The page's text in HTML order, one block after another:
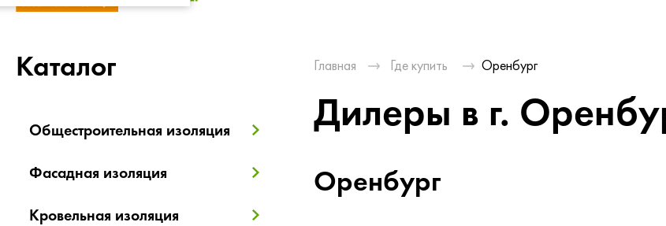
Каталог
Общестроительная изоляция
Фасадная изоляция
Кровельная изоляция
Главная Где купить Оренбург
Дилеры в г.
Оренбург